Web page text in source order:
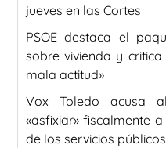
jueves en las Cortes
PSOE destaca el
sobre vivienda y critica
mala actitud»
Vox Toledo acusa
«asfixiar» fiscalmente
de los servicios públicos